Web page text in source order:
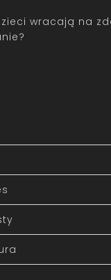
wracają na